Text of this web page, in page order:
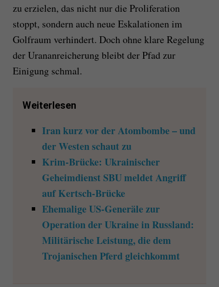
zu erzielen, das nicht nur die Proliferation
stoppt, sondern auch neue Eskalationen im
Golfraum verhindert. Doch ohne klare Regelung
der Urananreicherung bleibt der Pfad zur
Einigung schmal.
Weiterlesen
Iran kurz vor der Atombombe – und
der Westen schaut zu
Krim-Brücke: Ukrainischer
Geheimdienst SBU meldet Angriff
auf Kertsch-Brücke
Ehemalige US-Generäle zur
Operation der Ukraine in Russland:
Militärische Leistung, die dem
Trojanischen Pferd gleichkommt